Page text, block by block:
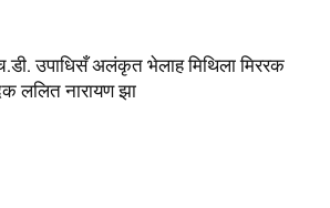
उपाधिसँ अलंकृत भेलाह मिथिला मिररक
ललित नारायण झा